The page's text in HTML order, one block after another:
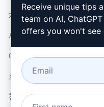
개인정보 보호정책 (en)
사용 제한 정책 (en)
이용 약관 (en)
브라우저 확장 약관 (en)
청구 약관 (en)
Receive unique tips
team on AI,
offers you won't see